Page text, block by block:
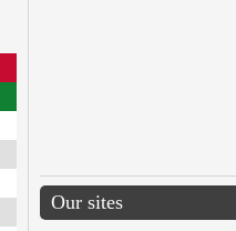
Our sites